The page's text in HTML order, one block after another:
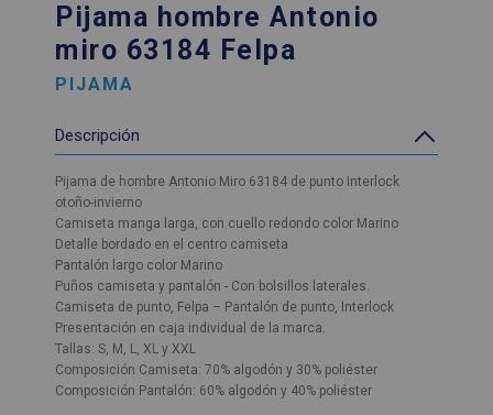
Pijama hombre Antonio
miro 63184 Felpa
PIJAMA
Descripción
Pijama de hombre Antonio Miro 63184 de punto Interlock
otoño-invierno
Camiseta manga larga, con cuello redondo color Marino
Detalle bordado en el centro camiseta
Pantalón largo color Marino
Puños camiseta y pantalón - Con bolsillos laterales.
Camiseta de punto, Felpa – Pantalón de punto, Interlock
Presentación en caja individual de la marca.
Tallas: S, M, L, XL y XXL
Composición Camiseta: 70% algodón y 30% poliéster
Composición Pantalón: 60% algodón y 40% poliéster